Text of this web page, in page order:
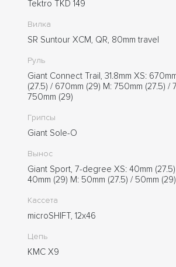
Tektro TKD 149
Вилка
SR Suntour XCM, QR, 80mm travel
Руль
Giant Connect Trail, 31.8mm XS:
(27.5) / 670mm (29) M: 750mm (27.5) /
750mm (29)
Грипсы
Giant Sole-O
Вынос
Giant Sport, 7-degree XS: 40mm
40mm (29) M: 50mm (27.5) / 50mm
Кассета
microSHIFT, 12x46
Цепь
KMC X9